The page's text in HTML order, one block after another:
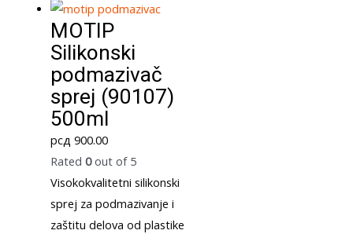
MOTIP
Silikonski
podmazivač
sprej (90107)
500ml
рсд 900.00
Rated 0out of 5
Visokokvalitetni silikonski
sprej za podmazivanje i
zaštitu delova od plastike